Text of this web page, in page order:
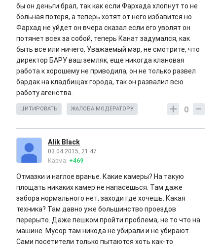
бы он деньги брал, так как если Фархада хлопнут то не
больная потеря, а теперь хотят от него избавится но
Фархад не уйдет он вчера сказал если его уволят он
потянет всех за собой, теперь Канат задумался, как
быть все или ничего, Уважаемый мэр, не смотрите, что
директор БАРУ ваш земляк, еще никогда клановая
работа к хорошему не приводила, он не только развел
бардак на кладбищах города, так он развалил всю
работу агенства.
0
ЦИТИРОВАТЬ ЖАЛОБА МОДЕРАТОРУ
Alik Black
03.04.2015, 21:47
Карма: +469
Отмазки и наглое вранье. Какие камеры? На такую
площать никаких камер не напасешься. Там даже
забора нормального нет, заходи где хочешь. Какая
техника? Там давно уже большинство проездов
перерыто. Даже пешком пройти проблема, не то что на
машине. Мусор там никода не убирали и не убирают.
Сами посетители только пытаются хоть как-то